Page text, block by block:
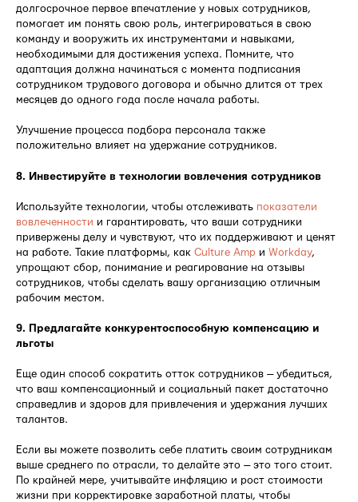
долгосрочное первое впечатление у новых сотрудников,
помогает им понять свою роль, интегрироваться в свою
команду и вооружить их инструментами и навыками,
необходимыми для достижения успеха. Помните, что
адаптация должна начинаться с момента подписания
сотрудником трудового договора и обычно длится от трех
месяцев до одного года после начала работы.
Улучшение процесса подбора персонала также
положительно влияет на удержание сотрудников.
8. Инвестируйте в технологии вовлечения сотрудников
Используйте технологии, чтобы отслеживать показатели
вовлеченности и гарантировать, что ваши сотрудники
привержены делу и чувствуют, что их поддерживают и ценят
на работе. Такие платформы, как Culture Amp и Workday,
упрощают сбор, понимание и реагирование на отзывы
сотрудников, чтобы сделать вашу организацию отличным
рабочим местом.
9. Предлагайте конкурентоспособную компенсацию и
льготы
Еще один способ сократить отток сотрудников — убедиться,
что ваш компенсационный и социальный пакет достаточно
справедлив и здоров для привлечения и удержания лучших
талантов.
Если вы можете позволить себе платить своим сотрудникам
выше среднего по отрасли, то делайте это — это того стоит.
По крайней мере, учитывайте инфляцию и рост стоимости
жизни при корректировке заработной платы, чтобы